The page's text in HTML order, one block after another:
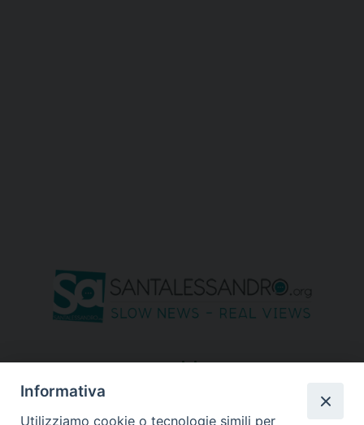
seguici su
Informativa
Utilizziamo cookie o tecnologie simili per